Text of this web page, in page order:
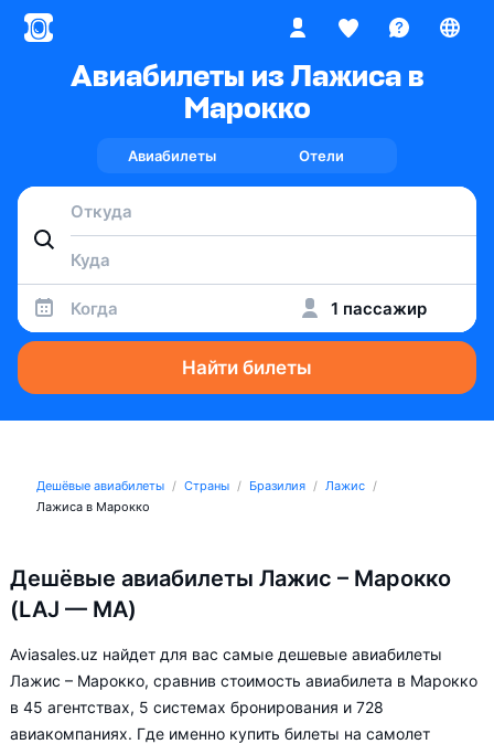
Авиабилеты из Лажиса в
Марокко
Авиабилеты Отели
Когда 1 пассажир
Найти билеты
Дешёвые авиабилеты Страны Бразилия
Лажис
Лажиса в Марокко
Дешёвые авиабилеты Лажис – Марокко
(LAJ — MA)
Aviasales.uz найдет для вас самые дешевые авиабилеты
Лажис – Марокко, сравнив стоимость авиабилета в Марокко
в 45 агентствах, 5 системах бронирования и 728
авиакомпаниях. Где именно купить билеты на самолет